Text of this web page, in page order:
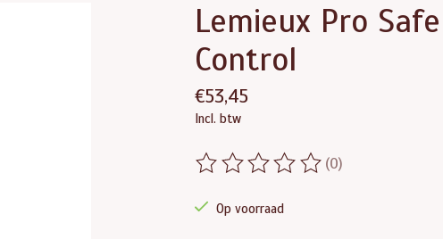
Lemieux Pro
Control
€53,45
Incl. btw
De beoordeling van dit product is
(0)
Op voorraad